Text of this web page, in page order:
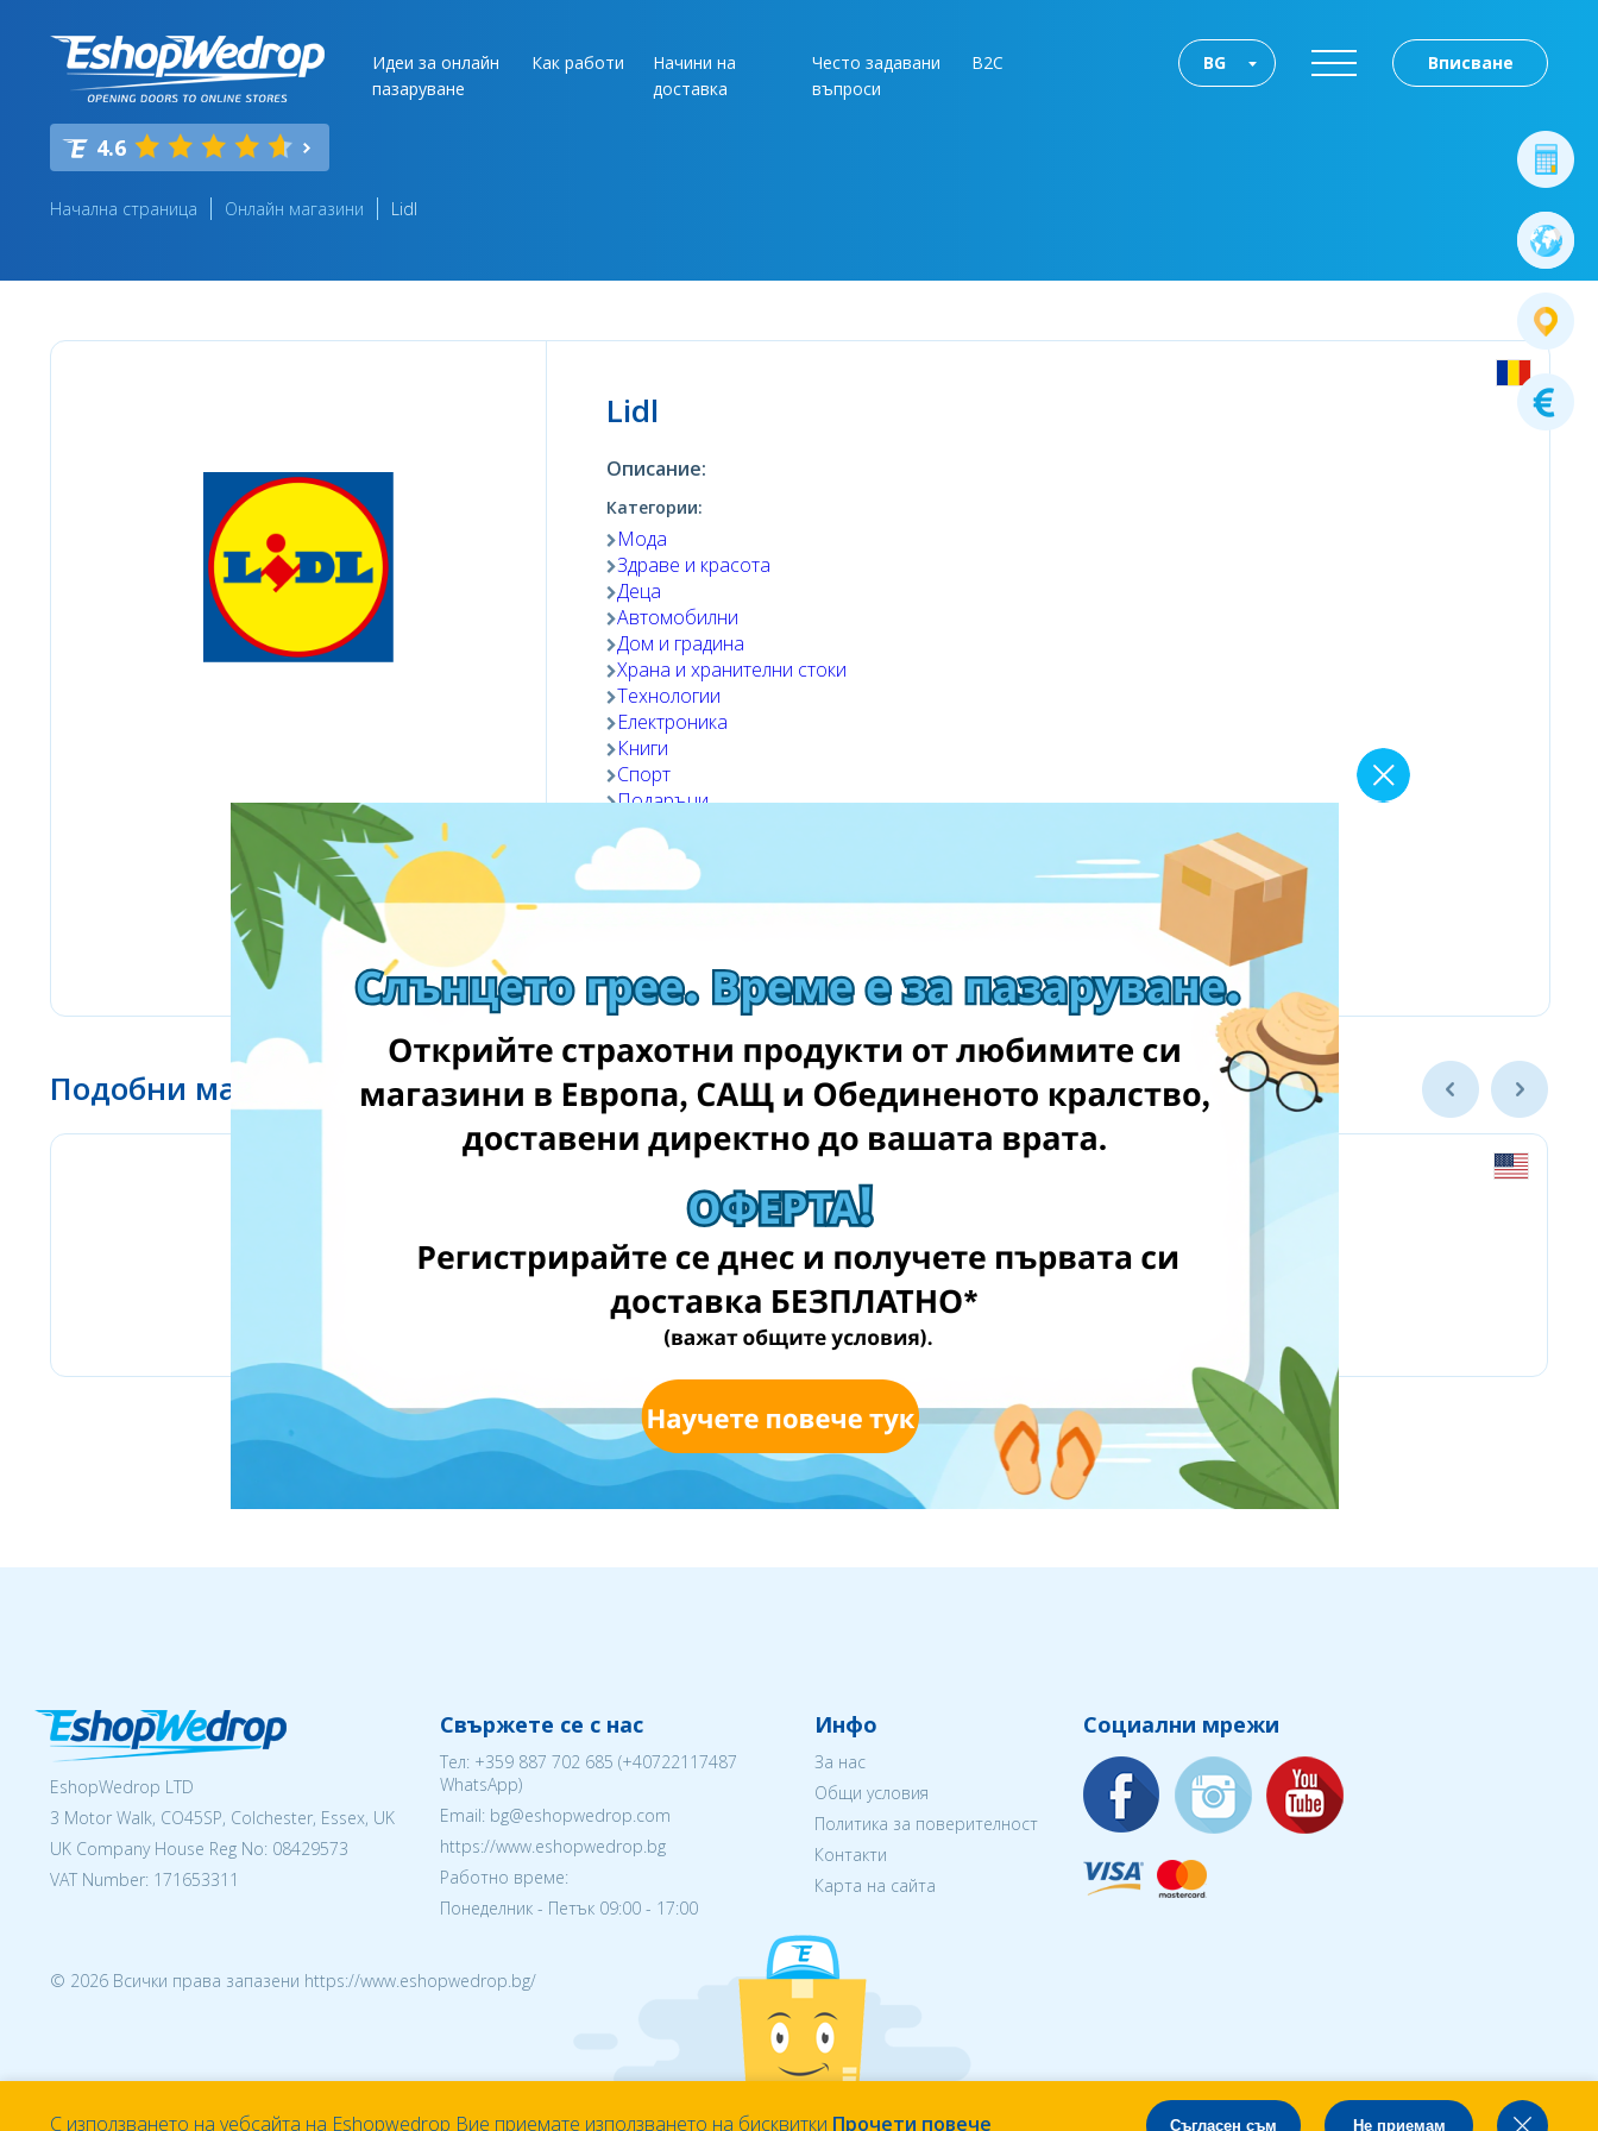
Идеи за онлайн
пазаруване
Как работи
Начини на
доставка
Често задавани
въпроси
B2C Вписване
BG
4.6
Начална страница Онлайн магазини Lidl
Lidl
Описание:
Категории:
Мода
Здраве и красота
Деца
Автомобилни
Дом и градина
Храна и хранителни стоки
Технологии
Електроника
Книги
Спорт
Подаръци
Любимци
Подобни магазини
EshopWedrop LTD
3 Motor Walk, CO45SP, Colchester, Essex, UK
UK Company House Reg No: 08429573
VAT Number: 171653311
Свържете се с нас
Тел: +359 887 702 685 (+40722117487
WhatsApp)
Email: bg@eshopwedrop.com
https://www.eshopwedrop.bg
Работно време:
Понеделник - Петък 09:00 - 17:00
Инфо
За нас
Общи условия
Политика за поверителност
Контакти
Карта на сайта
Социални мрежи
© 2026 Всички права запазени https://www.eshopwedrop.bg/
С използването на уебсайта на Eshopwedrop Вие приемате използването на бисквитки Прочети повече Не приемам
Съгласен съм